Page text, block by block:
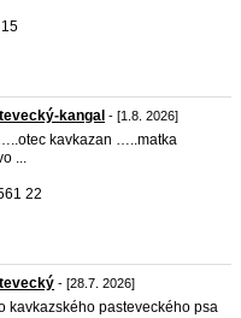
kangal - [1.8. 2026]
kavkazan …..matka
...
22
- [28.7. 2026]
kavkazského pasteveckého psa